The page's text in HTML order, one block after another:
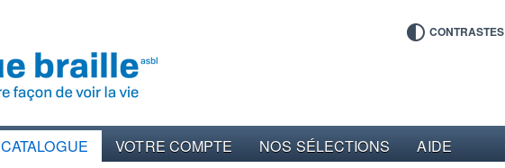
CONTRASTES
CATALOGUE VOTRE COMPTE NOS SÉLECTIONS AIDE